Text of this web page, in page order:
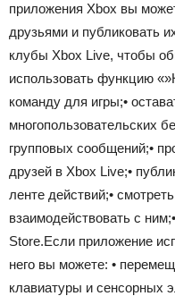
приложения Xbox вы
друзьями и публиковать
клубы Xbox Live, чтобы
использовать функцию
команду для игры;•
многопользовательских
групповых сообщений;•
друзей в Xbox Live;•
ленте действий;•
взаимодействовать с
Store.Если приложение
него вы можете: •
клавиатуры и сенсорных